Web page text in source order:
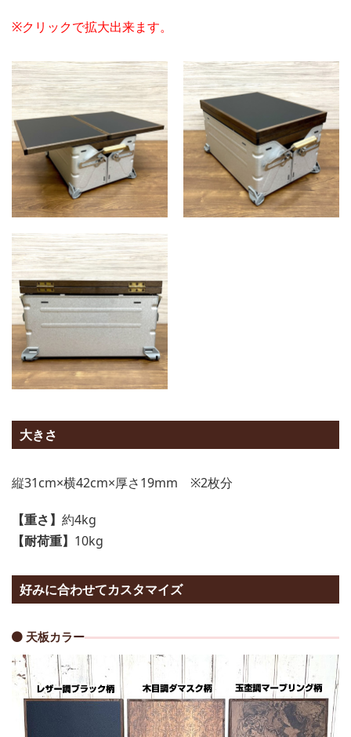
※クリックで拡大出来ます。
大きさ
縦31cm×横42cm×厚さ19mm ※2枚分
【重さ】 約4kg
【耐荷重】 10kg
好みに合わせてカスタマイズ
天板カラー